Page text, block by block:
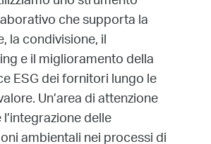
che supporta la
la condivisione, il
e il miglioramento della
ESG dei fornitori lungo le
Un’area di attenzione
delle